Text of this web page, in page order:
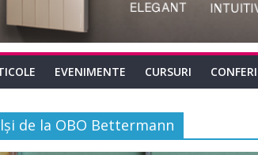
EVENIMENTE CURSURI
de la OBO Bettermann